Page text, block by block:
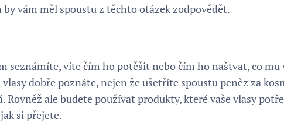
vám měl spoustu z těchto otázek zodpovědět.
seznámíte, víte čím ho potěšit nebo čím ho naštvat, co
vlasy dobře poznáte, nejen že ušetříte spoustu peněz za
Rovněž ale budete používat produkty, které vaše vlasy
si přejete.